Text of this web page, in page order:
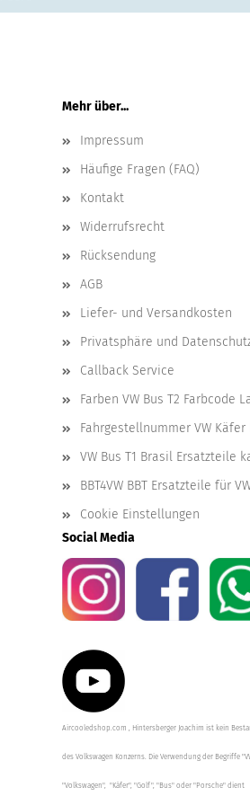
Mehr über...
Impressum
Häufige Fragen (FAQ)
Kontakt
Widerrufsrecht
Rücksendung
AGB
Liefer- und Versandkosten
Privatsphäre und
Callback Service
Farben VW Bus T2 Farbcode
Fahrgestellnummer VW Käfer
VW Bus T1 Brasil Ersatzteile
BBT4VW BBT Ersatzteile für
Cookie Einstellungen
Social Media
Aircooledshop.com , Hintersberger Joachim ist kein
des Volkswagen Konzerns. Die Verwendung der Begriffe
"Volkswagen", "Käfer", "Golf", "Bus" oder "Porsche" dient